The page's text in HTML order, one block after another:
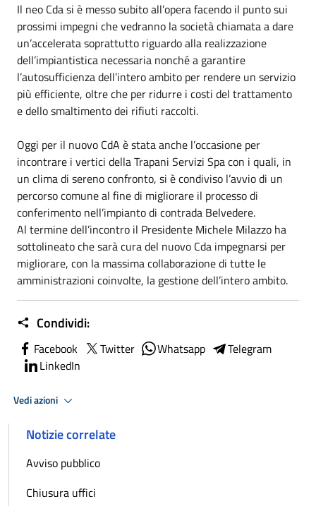
Il neo Cda si è messo subito all’opera facendo il punto sui
prossimi impegni che vedranno la società chiamata a dare
un’accelerata soprattutto riguardo alla realizzazione
dell’impiantistica necessaria nonché a garantire
l’autosufficienza dell’intero ambito per rendere un servizio
più efficiente, oltre che per ridurre i costi del trattamento
e dello smaltimento dei rifiuti raccolti.
Oggi per il nuovo CdA è stata anche l’occasione per
incontrare i vertici della Trapani Servizi Spa con i quali, in
un clima di sereno confronto, si è condiviso l’avvio di un
percorso comune al fine di migliorare il processo di
conferimento nell’impianto di contrada Belvedere.
Al termine dell’incontro il Presidente Michele Milazzo ha
sottolineato che sarà cura del nuovo Cda impegnarsi per
migliorare, con la massima collaborazione di tutte le
amministrazioni coinvolte, la gestione dell’intero ambito.
Condividi:
Facebook Twitter Whatsapp
Telegram
LinkedIn
Vedi azioni
Notizie correlate
Avviso pubblico
Chiusura uffici